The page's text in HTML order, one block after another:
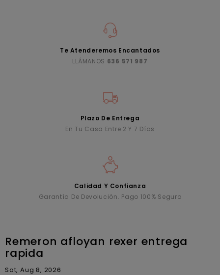
Te Atenderemos Encantados
LLÁMANOS 636 571 987
Plazo De Entrega
En Tu Casa Entre 2 Y 7 Días
Calidad Y Confianza
Garantía De Devolución. Pago 100% Seguro
Remeron afloyan rexer entrega
rapida
Sat, Aug 8, 2026